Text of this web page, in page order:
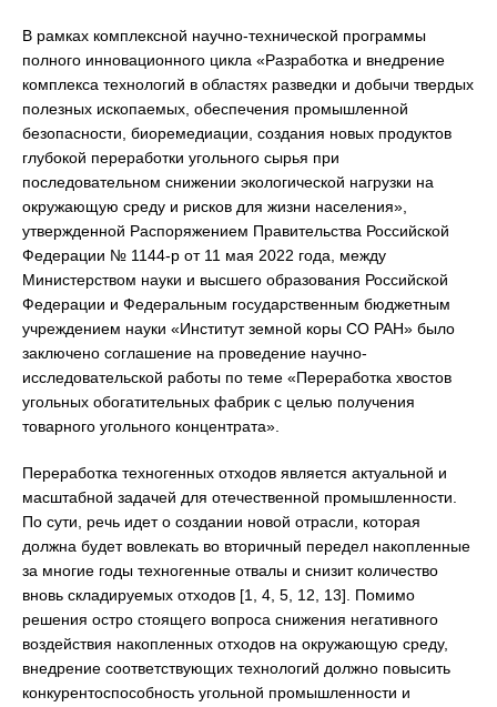
В рамках комплексной научно-технической программы
полного инновационного цикла «Разработка и внедрение
комплекса технологий в областях разведки и добычи твердых
полезных ископаемых, обеспечения промышленной
безопасности, биоремедиации, создания новых продуктов
глубокой переработки угольного сырья при
последовательном снижении экологической нагрузки на
окружающую среду и рисков для жизни населения»,
утвержденной Распоряжением Правительства Российской
Федерации № 1144-р от 11 мая 2022 года, между
Министерством науки и высшего образования Российской
Федерации и Федеральным государственным бюджетным
учреждением науки «Институт земной коры СО РАН» было
заключено соглашение на проведение научно-
исследовательской работы по теме «Переработка хвостов
угольных обогатительных фабрик с целью получения
товарного угольного концентрата».
Переработка техногенных отходов является актуальной и
масштабной задачей для отечественной промышленности.
По сути, речь идет о создании новой отрасли, которая
должна будет вовлекать во вторичный передел накопленные
за многие годы техногенные отвалы и снизит количество
вновь складируемых отходов [1, 4, 5, 12, 13]. Помимо
решения остро стоящего вопроса снижения негативного
воздействия накопленных отходов на окружающую среду,
внедрение соответствующих технологий должно повысить
конкурентоспособность угольной промышленности и